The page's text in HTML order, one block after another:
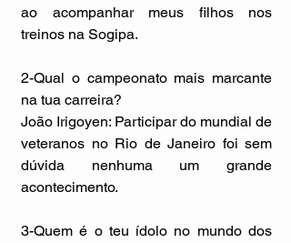
ao acompanhar meus filhos nos
treinos na Sogipa.
2-Qual o campeonato mais marcante
na tua carreira?
João Irigoyen: Participar do mundial de
veteranos no Rio de Janeiro foi sem
dúvida nenhuma um grande
acontecimento.
3-Quem é o teu ídolo no mundo dos